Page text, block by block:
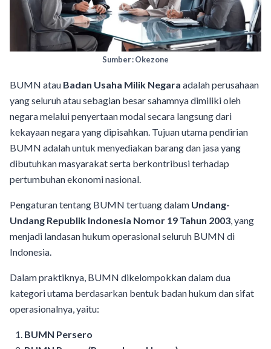
Sumber : Okezone
BUMN atau Badan Usaha Milik Negara adalah perusahaan
yang seluruh atau sebagian besar sahamnya dimiliki oleh
negara melalui penyertaan modal secara langsung dari
kekayaan negara yang dipisahkan. Tujuan utama pendirian
BUMN adalah untuk menyediakan barang dan jasa yang
dibutuhkan masyarakat serta berkontribusi terhadap
pertumbuhan ekonomi nasional.
Pengaturan tentang BUMN tertuang dalam Undang-
Undang Republik Indonesia Nomor 19 Tahun 2003, yang
menjadi landasan hukum operasional seluruh BUMN di
Indonesia.
Dalam praktiknya, BUMN dikelompokkan dalam dua
kategori utama berdasarkan bentuk badan hukum dan sifat
operasionalnya, yaitu:
BUMN Persero